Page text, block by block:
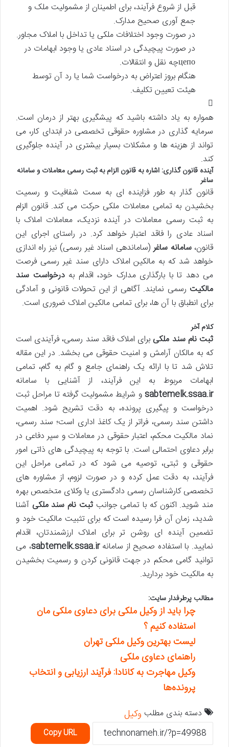
قبل از شروع فرآیند، برای اطمینان از مشمولیت ملک و
جمع آوری صحیح مدارک.
در صورت وجود اختلافات ملکی یا تداخل با املاک مجاور.
در صورت پیچیدگی در اسناد عادی یا وجود ابهامات در
цепоچه نقل و انتقالات.
هنگام بروز اعتراض به درخواست شما یا رد آن توسط
هیئت تعیین تکلیف.
همواره به یاد داشته باشید که پیشگیری بهتر از درمان است.
سرمایه گذاری در مشاوره حقوقی تخصصی در ابتدای کار، می
تواند از هزینه ها و مشکلات بسیار بیشتری در آینده جلوگیری
کند.
آینده قانون گذاری: اشاره به قانون الزام به ثبت رسمی معاملات و سامانه
ساغر
قانون گذار به طور فزاینده ای به سمت شفافیت و رسمیت
بخشیدن به تمامی معاملات ملکی حرکت می کند. قانون الزام
به ثبت رسمی معاملات در آینده نزدیک، معاملات املاک با
اسناد عادی را فاقد اعتبار خواهد کرد. در راستای اجرای این
قانون،سامانه ساغر(ساماندهی اسناد غیر رسمی) نیز راه اندازی
خواهد شد که به مالکین املاک دارای سند غیر رسمی فرصت
می دهد تا با بارگذاری مدارک خود، اقدام بهدرخواست سند
مالکیت رسمی نمایند. آگاهی از این تحولات قانونی و آمادگی
برای انطباق با آن ها، برای تمامی مالکین املاک ضروری است.
کلام آخر
ثبت نام سند ملکیبرای املاک فاقد سند رسمی، فرآیندی است
که به مالکان آرامش و امنیت حقوقی می بخشد. در این مقاله
تلاش شد تا با ارائه یک راهنمای جامع و گام به گام، تمامی
ابهامات مربوط به این فرآیند، از آشنایی با سامانه
sabtemelk.ssaa.irو شرایط مشمولیت گرفته تا مراحل ثبت
درخواست و پیگیری پرونده، به دقت تشریح شود. اهمیت
داشتن سند رسمی، فراتر از یک کاغذ اداری است؛ سند رسمی،
نماد مالکیت محکم، اعتبار حقوقی در معاملات و سپر دفاعی در
برابر دعاوی احتمالی است. با توجه به پیچیدگی های ذاتی امور
حقوقی و ثبتی، توصیه می شود که در تمامی مراحل این
فرآیند، به دقت عمل کرده و در صورت لزوم، از مشاوره های
تخصصی کارشناسان رسمی دادگستری یا وکلای متخصص بهره
مند شوید. اکنون که با تمامی جوانبثبت نام سند ملکی آشنا
شدید، زمان آن فرا رسیده است که برای تثبیت مالکیت خود و
تضمین آینده ای روشن تر برای املاک ارزشمندتان، اقدام
نمایید. با استفاده صحیح از سامانهsabtemelk.ssaa.ir، می
توانید گامی محکم در جهت قانونی کردن و رسمیت بخشیدن
به مالکیت خود بردارید.
مطالب پرطرفدار سایت:
چرا باید از وکیل ملکی برای دعاوی ملکی مان
استفاده کنیم ؟
لیست بهترین وکیل ملکی تهران
راهنمای دعاوی ملکی
وکیل مهاجرت به کانادا: فرآیند ارزیابی و انتخاب
پرونده‌ها
دسته بندی مطلب وکیل
Copy URL